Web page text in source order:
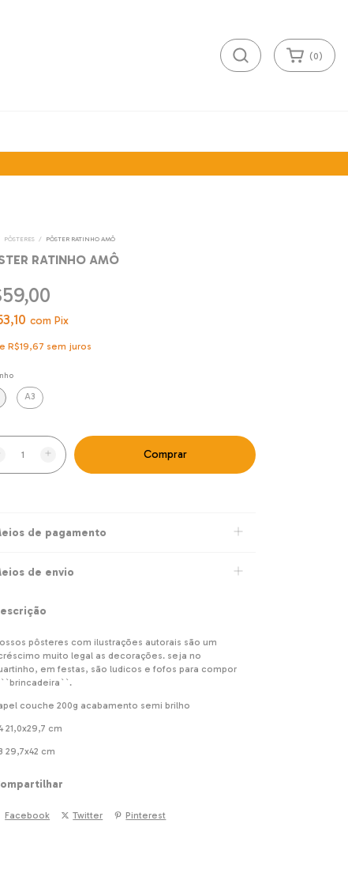
(0)
PÔSTERES / PÔSTER RATINHO AMÔ
RATINHO AMÔ
com Pix
R$19,67 sem juros
A3
de pagamento
de envio
pôsteres com ilustrações autorais são um
muito legal as decorações. seja no
em festas, são ludicos e fofos para compor
``brincadeira``.
couche 200g acabamento semi brilho
21,0x29,7 cm
29,7x42 cm
Facebook Twitter Pinterest